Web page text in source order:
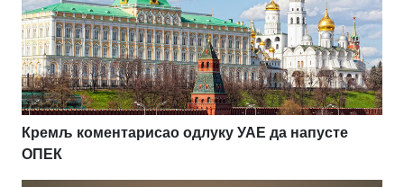
Кремљ коментарисао одлуку УАЕ да напусте
ОПЕК